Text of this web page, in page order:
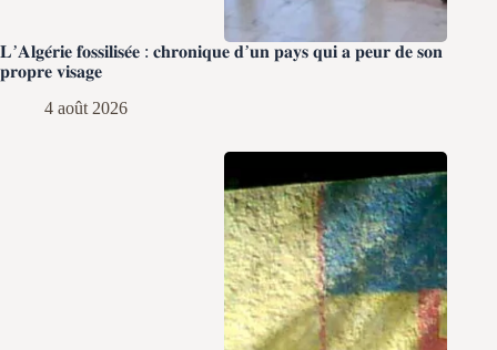
𝐋’𝐀𝐥𝐠𝐞́𝐫𝐢𝐞 𝐟𝐨𝐬𝐬𝐢𝐥𝐢𝐬𝐞́𝐞 : 𝐜𝐡𝐫𝐨𝐧𝐢𝐪𝐮𝐞 𝐝’𝐮𝐧 𝐩𝐚𝐲𝐬 𝐪𝐮𝐢 𝐚 𝐩𝐞𝐮𝐫 𝐝𝐞 𝐬𝐨𝐧
𝐩𝐫𝐨𝐩𝐫𝐞 𝐯𝐢𝐬𝐚𝐠𝐞
4 août 2026